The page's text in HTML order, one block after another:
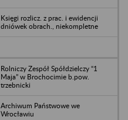
Księgi rozlicz. z prac. i ewidencji
dniówek obrach., niekompletne
Rolniczy Zespół Spółdzielczy “1
Maja” w Brochocimie b.pow.
trzebnicki
Archiwum Państwowe we
Wrocławiu